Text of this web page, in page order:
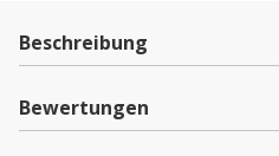
Beschreibung
Bewertungen